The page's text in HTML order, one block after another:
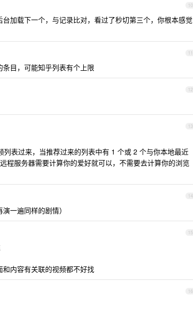
10
加载下一个，与记录比对，看过了秒切第三个，你根本感觉
11
目，可能知乎列表有个上限
12
13
表过来，当推荐过来的列表中有 1 个或 2 个与你本地最近
程服务器需要计算你的爱好就可以，不需要去计算你的浏览
14
一遍同样的剧情）
15
内容有关联的视频都不好找
16